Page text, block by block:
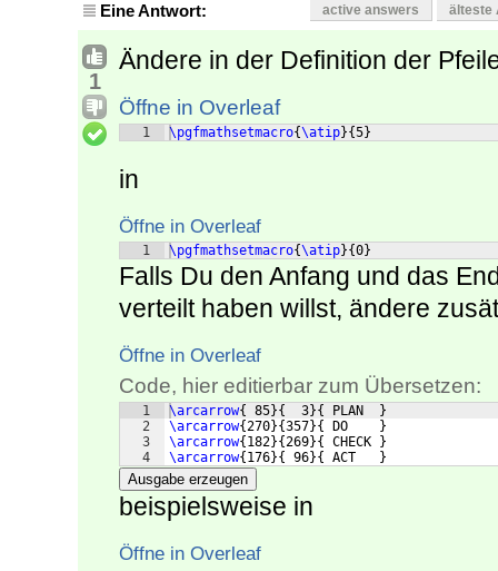
Eine Antwort: active answers älteste
1
Ändere in der Definition der
Öffne in Overleaf
1 \pgfmathsetmacro{\atip}{5}
in
Öffne in Overleaf
1 \pgfmathsetmacro{\atip}{0}
Falls Du den Anfang und das
verteilt haben willst, ändere
Öffne in Overleaf
Code, hier editierbar zum Übersetzen:
1
2
3
4
\arcarrow{ 85}{
  3
}{ PLAN
}
\arcarrow{270}{357}{ DO
}
\arcarrow{ 182}{269}{ CHECK
}
\arcarrow{ 176}{ 96}{ ACT }
Ausgabe erzeugen
beispielsweise in
Öffne in Overleaf